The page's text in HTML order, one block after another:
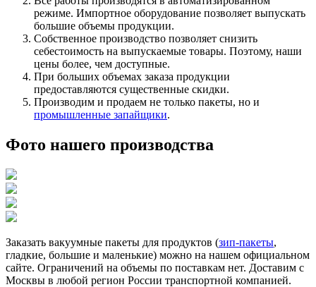
режиме. Импортное оборудование позволяет выпускать
большие объемы продукции.
Собственное производство позволяет снизить
себестоимость на выпускаемые товары. Поэтому, наши
цены более, чем доступные.
При больших объемах заказа продукции
предоставляются существенные скидки.
Производим и продаем не только пакеты, но и
промышленные запайщики.
Фото нашего производства
Заказать вакуумные пакеты для продуктов (зип-пакеты,
гладкие, большие и маленькие) можно на нашем официальном
сайте. Ограничений на объемы по поставкам нет. Доставим с
Москвы в любой регион России транспортной компанией.